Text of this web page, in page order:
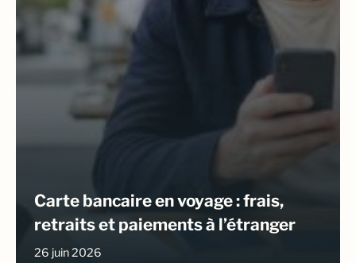
Carte bancaire en voyage : frais,
retraits et paiements à l’étranger
26 juin 2026